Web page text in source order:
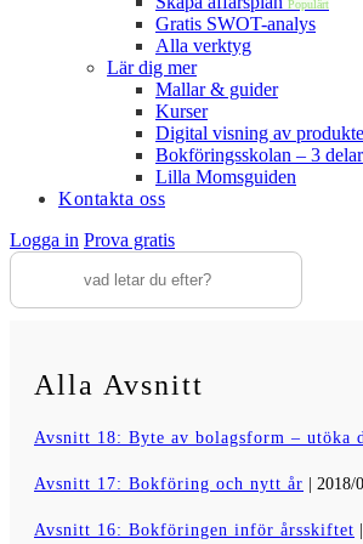
Populärt
Gratis SWOT-analys
Alla verktyg
Lär dig mer
Mallar & guider
Kurser
Digital visning av
Bokföringsskolan – 3 delar
Lilla Momsguiden
Kontakta oss
Logga in Prova gratis
Alla Avsnitt
Avsnitt 18: Byte av bolagsform – utöka
Avsnitt 17: Bokföring och nytt år |
Avsnitt 16: Bokföringen inför årsskiftet